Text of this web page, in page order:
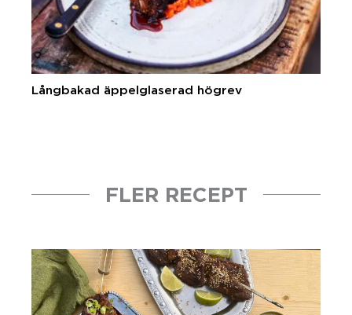
Långbakad äppelglaserad högrev
FLER RECEPT